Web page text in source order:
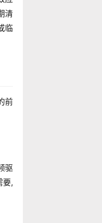
清
临
前
驱
要,